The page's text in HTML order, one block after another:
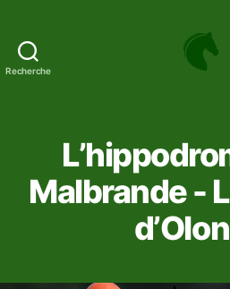
Recherche
-
sur
le
turf
le
Malbrande -